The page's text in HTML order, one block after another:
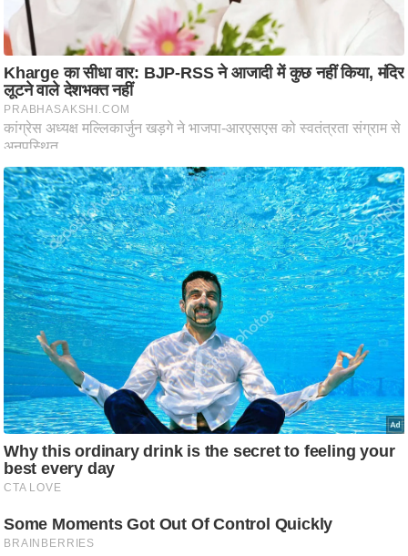
ति
वि
ष
ण
स
म
सा
म
यि
क
मा
तृ
भू
मि
स्तं
भ
ए
म
.
र